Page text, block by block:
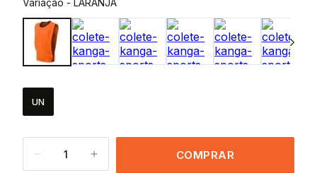
Variação - LARANJA
UN
1 COMPRAR